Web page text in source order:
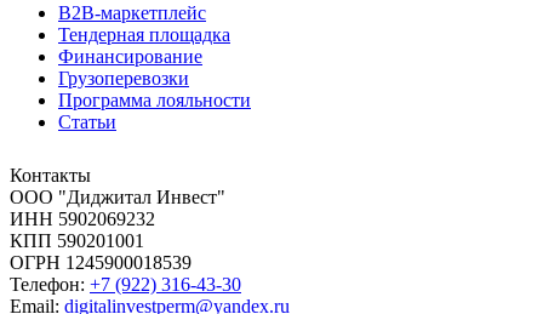
B2B‑маркетплейс
Тендерная площадка
Финансирование
Грузоперевозки
Программа лояльности
Статьи
Контакты
ООО "Диджитал Инвест"
ИНН 5902069232
КПП 590201001
ОГРН 1245900018539
Телефон: +7 (922) 316-43-30
Email: digitalinvestperm@yandex.ru